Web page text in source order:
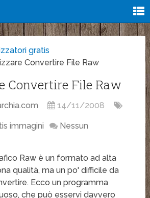
gratis
Convertire File Raw
Convertire File Raw
14/11/2008
immagini
Nessun
Raw è un formato ad alta
qualità, ma un po' difficile da
Ecco un programma
che può esservi davvero